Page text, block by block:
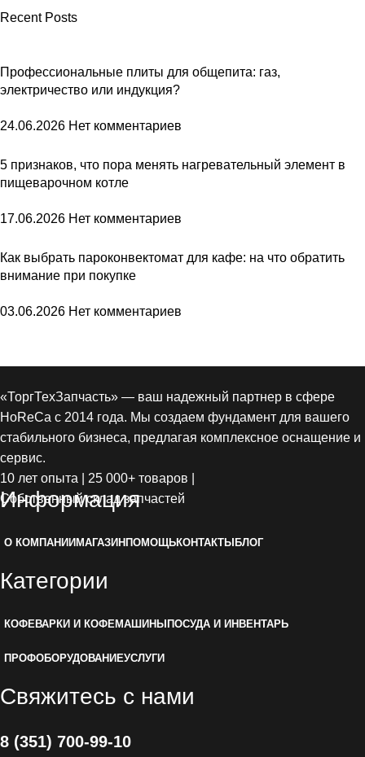
Recent Posts
Профессиональные плиты для общепита: газ,
электричество или индукция?
24.06.2026 Нет комментариев
5 признаков, что пора менять нагревательный элемент в
пищеварочном котле
17.06.2026 Нет комментариев
Как выбрать пароконвектомат для кафе: на что обратить
внимание при покупке
03.06.2026 Нет комментариев
«ТоргТехЗапчасть» — ваш надежный партнер в сфере
HoReCa с 2014 года. Мы создаем фундамент для вашего
стабильного бизнеса, предлагая комплексное оснащение и
сервис.
10 лет опыта | 25 000+ товаров |
Собственный склад запчастей
Информация
О КОМПАНИИ МАГАЗИН ПОМОЩЬКОНТАКТЫ БЛОГ
Категории
КОФЕВАРКИ И КОФЕМАШИНЫ ПОСУДА И ИНВЕНТАРЬ
ПРОФОБОРУДОВАНИЕУСЛУГИ
Свяжитесь с нами
8 (351) 700-99-10